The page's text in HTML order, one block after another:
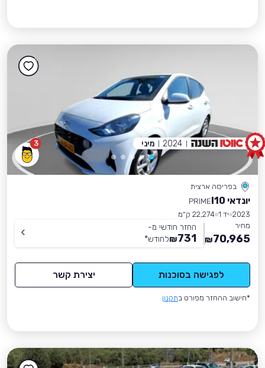
3
בפריסה ארצית
יונדאי I10
PRIME
2023 יד 1
22,274 ק״מ
מחיר
70,965
₪
החזר חודשי מ-
731
₪לחודש*
לפגישה בסוכנות יצירת קשר
*חישוב ההחזר מפורט בתקנון
2024 מיני